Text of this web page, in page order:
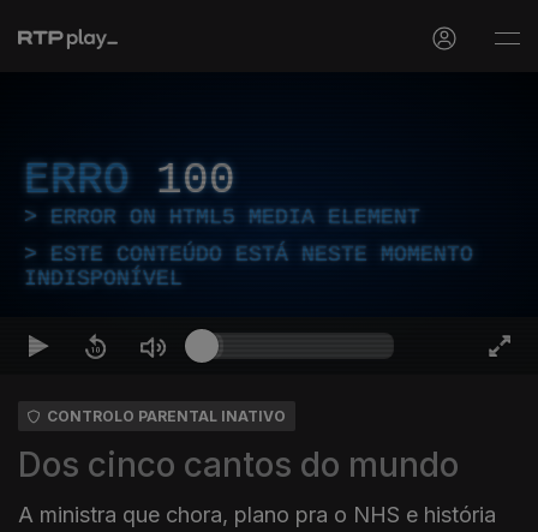
ERRO 100
ERROR ON HTML5 MEDIA ELEMENT
ESTE CONTEÚDO ESTÁ NESTE MOMENTO
INDISPONÍVEL
CONTROLO PARENTAL INATIVO
Dos cinco cantos do mundo
A ministra que chora, plano pra o NHS e história